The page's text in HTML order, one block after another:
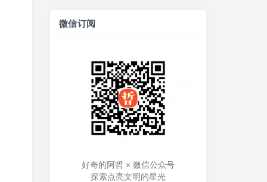
微信订阅
好奇的阿哲 × 微信公众号
探索点亮文明的星光